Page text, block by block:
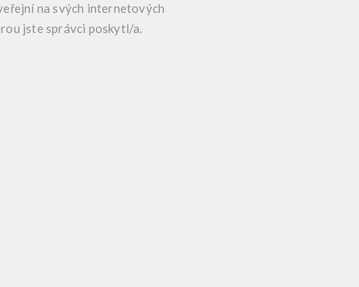
na svých internetových
jste správci poskytl/a.